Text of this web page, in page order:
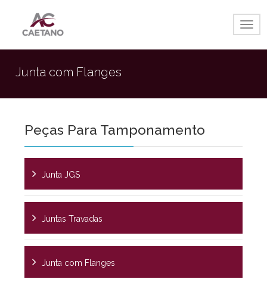
Junta com Flanges
Peças Para Tamponamento
Junta JGS
Juntas Travadas
Junta com Flanges